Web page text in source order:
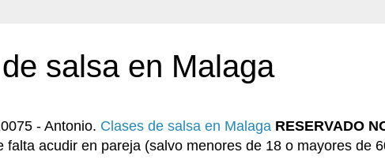
salsa en Malaga
- Antonio. Clases de salsa en Malaga RESERVADO
falta acudir en pareja (salvo menores de 18 o mayores de